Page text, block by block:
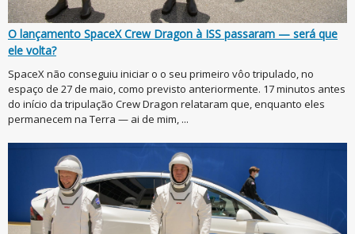
O lançamento SpaceX Crew Dragon à ISS passaram — será que
ele volta?
SpaceX não conseguiu iniciar o o seu primeiro vôo tripulado, no
espaço de 27 de maio, como previsto anteriormente. 17 minutos antes
do início da tripulação Crew Dragon relataram que, enquanto eles
permanecem na Terra — ai de mim, ...